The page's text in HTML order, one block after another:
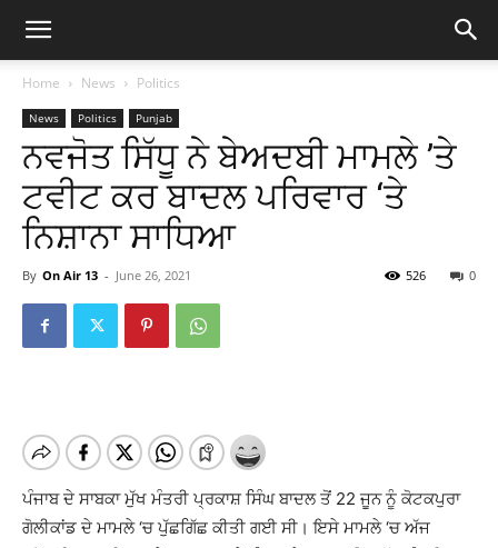
Home News Politics
News Politics Punjab
ਨਵਜੋਤ ਸਿੱਧੂ ਨੇ ਬੇਅਦਬੀ ਮਾਮਲੇ ’ਤੇ
ਟਵੀਟ ਕਰ ਬਾਦਲ ਪਰਿਵਾਰ ‘ਤੇ
ਨਿਸ਼ਾਨਾ ਸਾਧਿਆ
By On Air 13 - June 26, 2021 0
526
ਪੰਜਾਬ ਦੇ ਸਾਬਕਾ ਮੁੱਖ ਮੰਤਰੀ ਪ੍ਰਕਾਸ਼ ਸਿੰਘ ਬਾਦਲ ਤੋਂ 22 ਜੂਨ ਨੂੰ ਕੋਟਕਪੁਰਾ
ਗੋਲੀਕਾਂਡ ਦੇ ਮਾਮਲੇ ‘ਚ ਪੁੱਛਗਿੱਛ ਕੀਤੀ ਗਈ ਸੀ। ਇਸੇ ਮਾਮਲੇ ‘ਚ ਅੱਜ